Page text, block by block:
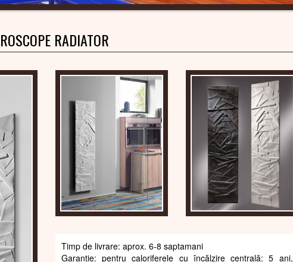
RADIATOR
Timp de livrare: aprox. 6-8 saptamani
Garanție: pentru caloriferele cu încălzire centrală: 5 ani,